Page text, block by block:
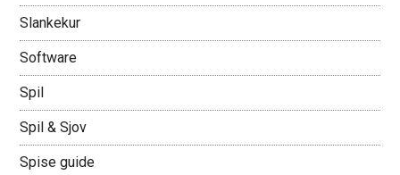
Slankekur
Software
Spil
Spil & Sjov
Spise guide